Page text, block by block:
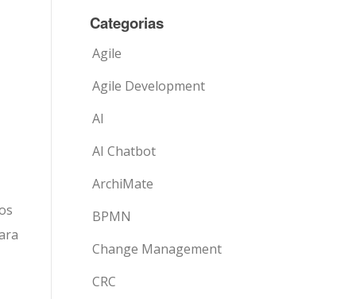
Categorias
Agile
Agile Development
AI
AI Chatbot
ArchiMate
BPMN
Change Management
CRC